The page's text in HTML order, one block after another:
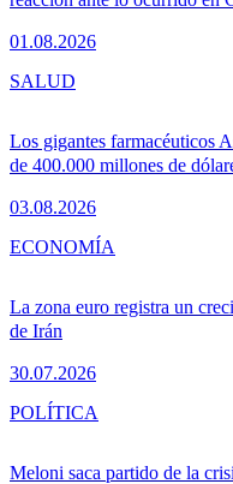
01.08.2026
Los gigantes farmacéuticos
de 400.000 millones de
03.08.2026
SALUD
La zona euro registra un
de Irán
30.07.2026
ECONOMÍA
Meloni saca partido de la
POLÍTICA